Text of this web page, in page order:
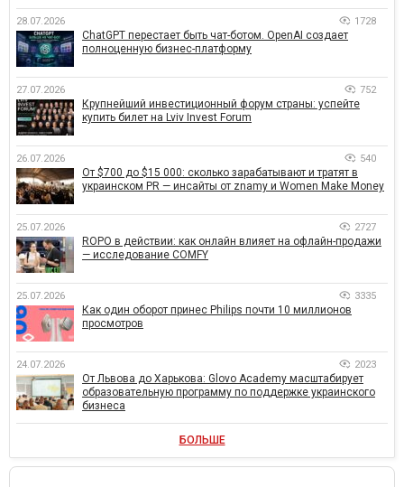
28.07.2026 1728
ChatGPT перестает быть чат-ботом. OpenAI создает
полноценную бизнес-платформу
27.07.2026 752
Крупнейший инвестиционный форум страны: успейте
купить билет на Lviv Invest Forum
26.07.2026 540
От $700 до $15 000: сколько зарабатывают и тратят в
украинском PR — инсайты от znamy и Women Make Money
25.07.2026 2727
ROPO в действии: как онлайн влияет на офлайн-продажи
— исследование COMFY
25.07.2026 3335
Как один оборот принес Philips почти 10 миллионов
просмотров
24.07.2026 2023
От Львова до Харькова: Glovo Academy масштабирует
образовательную программу по поддержке украинского
бизнеса
БОЛЬШЕ